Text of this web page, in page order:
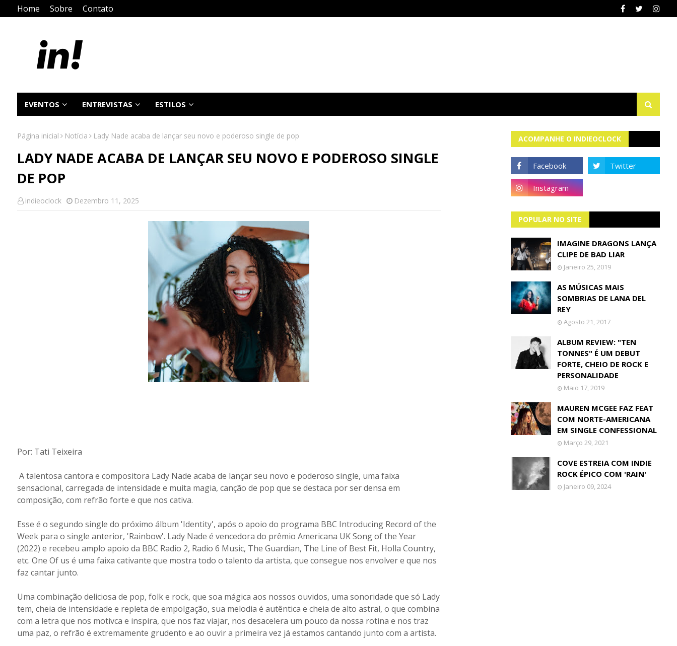
Home Sobre Contato
EVENTOS ENTREVISTAS ESTILOS
Página inicial Notícia Lady Nade acaba de lançar seu novo e poderoso single de pop
LADY NADE ACABA DE LANÇAR SEU NOVO E PODEROSO SINGLE
DE POP
indieoclock Dezembro 11, 2025
Por: Tati Teixeira
A talentosa cantora e compositora Lady Nade acaba de lançar seu novo e poderoso single, uma faixa
sensacional, carregada de intensidade e muita magia, canção de pop que se destaca por ser densa em
composição, com refrão forte e que nos cativa.
Esse é o segundo single do próximo álbum 'Identity', após o apoio do programa BBC Introducing Record of the
Week para o single anterior, 'Rainbow'. Lady Nade é vencedora do prêmio Americana UK Song of the Year
(2022) e recebeu amplo apoio da BBC Radio 2, Radio 6 Music, The Guardian, The Line of Best Fit, Holla Country,
etc. One Of us é uma faixa cativante que mostra todo o talento da artista, que consegue nos envolver e que nos
faz cantar junto.
Uma combinação deliciosa de pop, folk e rock, que soa mágica aos nossos ouvidos, uma sonoridade que só Lady
tem, cheia de intensidade e repleta de empolgação, sua melodia é autêntica e cheia de alto astral, o que combina
com a letra que nos motivca e inspira, que nos faz viajar, nos desacelera um pouco da nossa rotina e nos traz
uma paz, o refrão é extremamente grudento e ao ouvir a primeira vez já estamos cantando junto com a artista.
ACOMPANHE O INDIEOCLOCK
POPULAR NO SITE
IMAGINE DRAGONS LANÇA
CLIPE DE BAD LIAR
Janeiro 25, 2019
AS MÚSICAS MAIS
SOMBRIAS DE LANA DEL
REY
Agosto 21, 2017
ALBUM REVIEW: "TEN
TONNES" É UM DEBUT
FORTE, CHEIO DE ROCK E
PERSONALIDADE
Maio 17, 2019
MAUREN MCGEE FAZ FEAT
COM NORTE-AMERICANA
EM SINGLE CONFESSIONAL
Março 29, 2021
COVE ESTREIA COM INDIE
ROCK ÉPICO COM 'RAIN'
Janeiro 09, 2024